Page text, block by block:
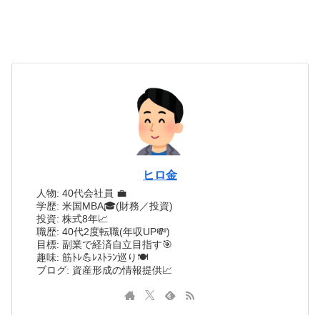
ヒロ金
人物: 40代会社員 💼
学歴: 米国MBA🎓(財務／投資)
投資: 株式8年📈
職歴: 40代2度転職(年収UP💸)
目標: 副業で経済自立目指す🎯
趣味: 筋ﾄﾚ💪ﾚｽﾄﾗﾝ巡り🍽️
ブログ: 資産形成の情報提供📈